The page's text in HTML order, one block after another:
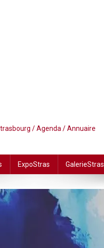
/ Agenda / Annuaire
ExpoStras GalerieStras